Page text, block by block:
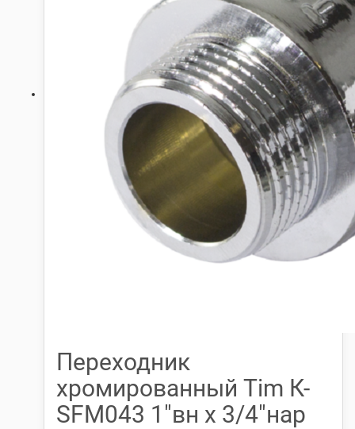
Переходник
хромированный Tim К-
SFM043 1″вн х 3/4″нар